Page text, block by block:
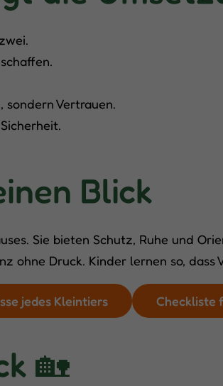
sondern Vertrauen.
Blick
Sie bieten Schutz, Ruhe und
ohne Druck. Kinder lernen so, dass
jedes Kleintiers Checkliste
🏡